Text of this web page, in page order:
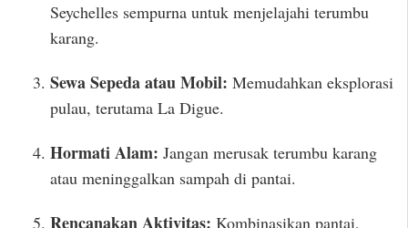
Seychelles sempurna untuk menjelajahi terumbu
karang.
Sewa Sepeda atau Mobil: Memudahkan eksplorasi
pulau, terutama La Digue.
Hormati Alam: Jangan merusak terumbu karang
atau meninggalkan sampah di pantai.
Rencanakan Aktivitas: Kombinasikan pantai,